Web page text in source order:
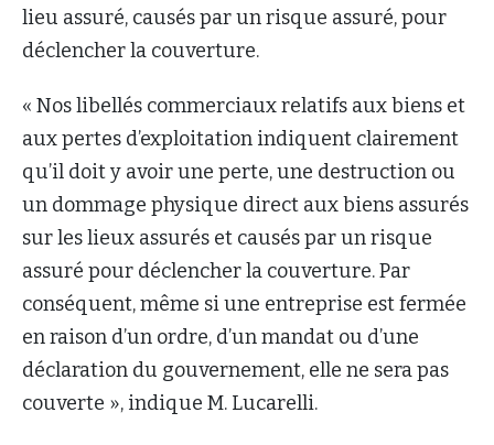
lieu assuré, causés par un risque assuré, pour
déclencher la couverture.
« Nos libellés commerciaux relatifs aux biens et
aux pertes d’exploitation indiquent clairement
qu’il doit y avoir une perte, une destruction ou
un dommage physique direct aux biens assurés
sur les lieux assurés et causés par un risque
assuré pour déclencher la couverture. Par
conséquent, même si une entreprise est fermée
en raison d’un ordre, d’un mandat ou d’une
déclaration du gouvernement, elle ne sera pas
couverte », indique M. Lucarelli.